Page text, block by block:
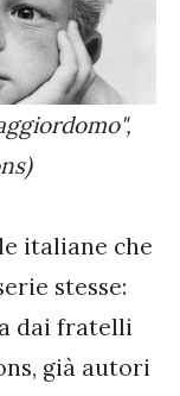
italiane che
stesse:
dai fratelli
già autori